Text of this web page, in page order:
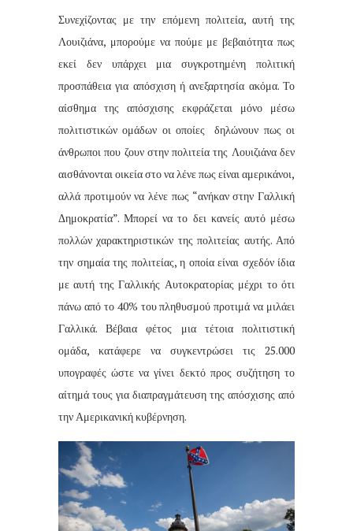
Συνεχίζοντας με την επόμενη πολιτεία, αυτή της
Λουιζιάνα, μπορούμε να πούμε με βεβαιότητα πως
εκεί δεν υπάρχει μια συγκροτημένη πολιτική
προσπάθεια για απόσχιση ή ανεξαρτησία ακόμα. Το
αίσθημα της απόσχισης εκφράζεται μόνο μέσω
πολιτιστικών ομάδων οι οποίες
δηλώνουν πως οι
άνθρωποι που ζουν στην πολιτεία της Λουιζιάνα δεν
αισθάνονται οικεία στο να λένε πως είναι αμερικάνοι,
αλλά προτιμούν να λένε πως “ανήκαν στην Γαλλική
Δημοκρατία”. Μπορεί να το δει κανείς αυτό μέσω
πολλών χαρακτηριστικών της πολιτείας αυτής. Από
την σημαία της πολιτείας, η οποία είναι σχεδόν ίδια
με αυτή της Γαλλικής Αυτοκρατορίας μέχρι το ότι
πάνω από το 40% του πληθυσμού προτιμά να μιλάει
Γαλλικά. Βέβαια φέτος μια τέτοια πολιτιστική
ομάδα, κατάφερε να συγκεντρώσει τις 25.000
υπογραφές ώστε να γίνει δεκτό προς συζήτηση το
αίτημά τους για διαπραγμάτευση της απόσχισης από
την Αμερικανική κυβέρνηση.